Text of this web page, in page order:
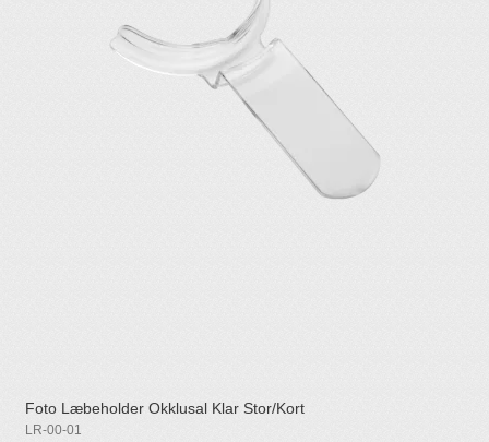
Foto Læbeholder Okklusal Klar Stor/Kort
LR-00-01